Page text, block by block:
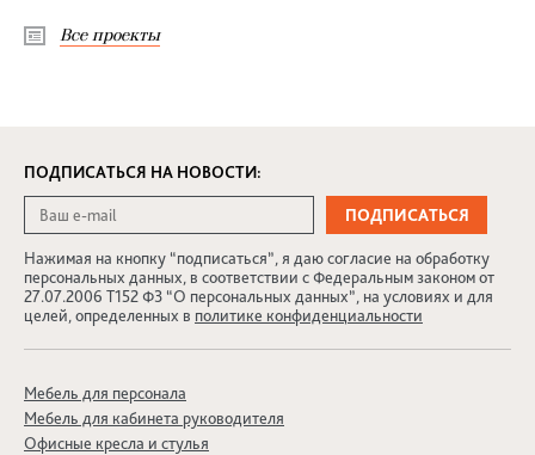
Все проекты
ПОДПИСАТЬСЯ НА НОВОСТИ:
Нажимая на кнопку “подписаться”, я даю согласие на обработку
персональных данных, в соответствии с Федеральным законом от
27.07.2006 Т152 ФЗ “О персональных данных”, на условиях и для
целей, определенных в политике конфиденциальности
Мебель для персонала
Мебель для кабинета руководителя
Офисные кресла и стулья